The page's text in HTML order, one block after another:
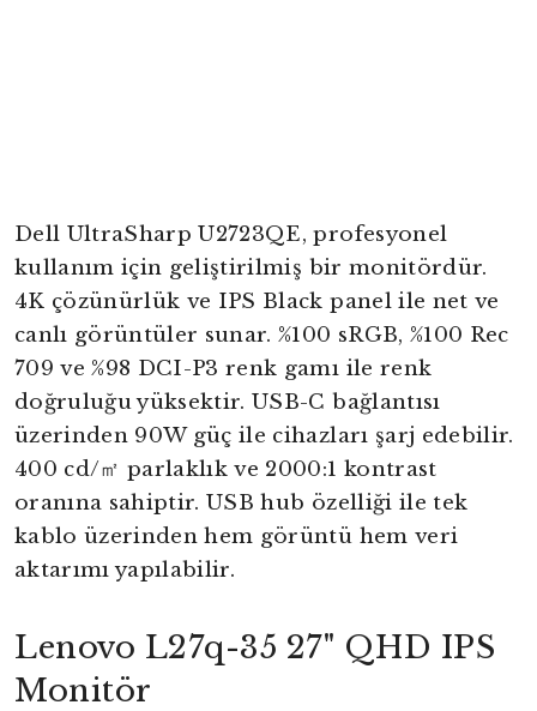
Dell UltraSharp U2723QE, profesyonel
kullanım için geliştirilmiş bir monitördür.
4K çözünürlük ve IPS Black panel ile net ve
canlı görüntüler sunar. %100 sRGB, %100 Rec
709 ve %98 DCI-P3 renk gamı ile renk
doğruluğu yüksektir. USB-C bağlantısı
üzerinden 90W güç ile cihazları şarj edebilir.
400 cd/㎡ parlaklık ve 2000:1 kontrast
oranına sahiptir. USB hub özelliği ile tek
kablo üzerinden hem görüntü hem veri
aktarımı yapılabilir.
Lenovo L27q-35 27" QHD IPS
Monitör